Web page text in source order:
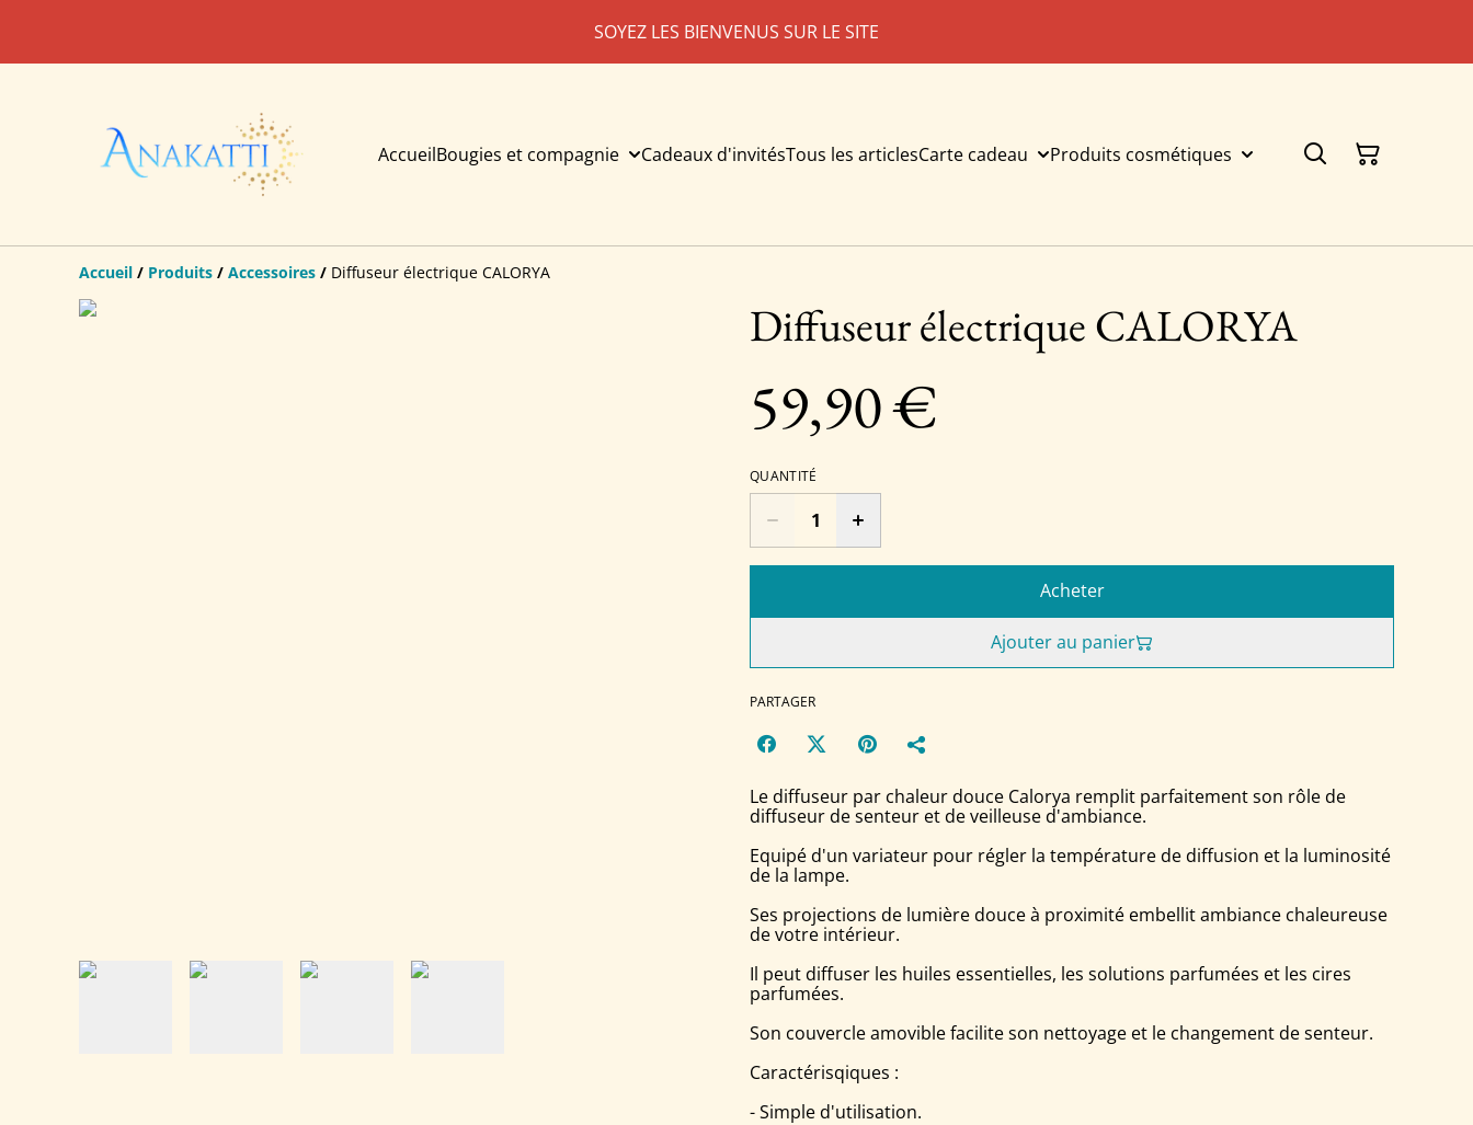
SOYEZ LES BIENVENUS SUR LE SITE
AccueilBougies et compagnie Cadeaux d'invitésTous les articlesCarte cadeau Produits cosmétiques
Accueil / Produits / Accessoires / Diffuseur électrique CALORYA
Diffuseur électrique CALORYA
59,90 €
QUANTITÉ
Acheter
Ajouter au panier
PARTAGER
Le diffuseur par chaleur douce Calorya remplit parfaitement son rôle de
diffuseur de senteur et de veilleuse d'ambiance.
Equipé d'un variateur pour régler la température de diffusion et la luminosité
de la lampe.
Ses projections de lumière douce à proximité embellit ambiance chaleureuse
de votre intérieur.
Il peut diffuser les huiles essentielles, les solutions parfumées et les cires
parfumées.
Son couvercle amovible facilite son nettoyage et le changement de senteur.
Caractérisqiques :
- Simple d'utilisation.